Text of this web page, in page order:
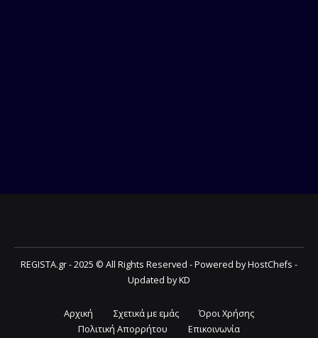
REGISTA.gr - 2025 © All Rights Reserved - Powered by HostChefs -
Updated by KD
Αρχική Σχετικά με εμάς
Όροι Χρήσης
Πολιτική Απορρήτου
Επικοινωνία